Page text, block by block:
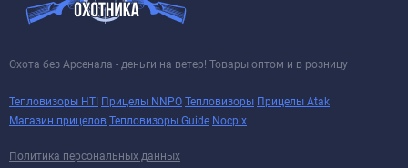
Охота без Арсенала - деньги на ветер! Товары оптом и в розницу
Тепловизоры HTI Прицелы NNPO Тепловизоры Прицелы Atak
Магазин прицелов Тепловизоры Guide Nocpix
Политика персональных данных